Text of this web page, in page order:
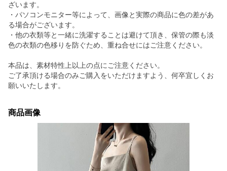
ざいます。
・パソコンモニター等によって、画像と実際の商品に色の差があ
る場合がございます。
・他の衣類等と一緒に洗濯することは避けて頂き、保管の際も淡
色の衣類の色移りを防ぐため、重ね合せにはご注意ください。
本品は、素材特性上以上の点にご注意ください。
ご了承頂ける場合のみご購入をいただけますよう、何卒宜しくお
願いいたします。
商品画像